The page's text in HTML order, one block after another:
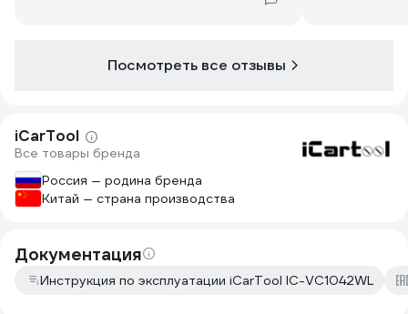
что камера поворачивается плавно,
Посмотреть все отзывы
iCarTool
Все товары бренда
Россия — родина бренда
Китай — страна производства
Документация
Инструкция по эксплуатации iCarTool IC-VC1042WL